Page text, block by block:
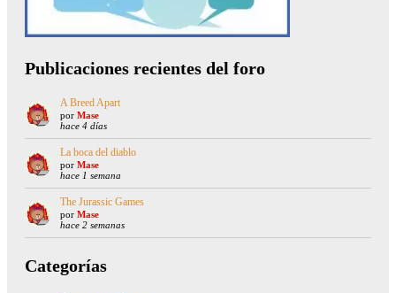
Publicaciones recientes del foro
A Breed Apart
por Mase
hace 4 días
La boca del diablo
por Mase
hace 1 semana
The Jurassic Games
por Mase
hace 2 semanas
Categorías